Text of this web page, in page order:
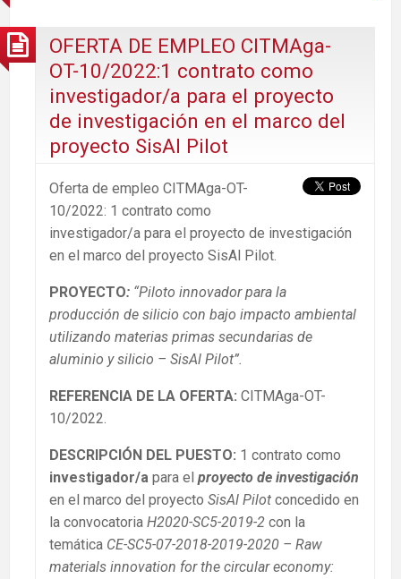
OFERTA DE EMPLEO CITMAga-
OT-10/2022:1 contrato como
investigador/a para el proyecto
de investigación en el marco del
proyecto SisAl Pilot
Oferta de empleo CITMAga-OT-
10/2022: 1 contrato como
investigador/a para el proyecto de investigación
en el marco del proyecto SisAl Pilot.
PROYECTO: “Piloto innovador para la
producción de silicio con bajo impacto ambiental
utilizando materias primas secundarias de
aluminio y silicio – SisAl Pilot”.
REFERENCIA DE LA OFERTA: CITMAga-OT-
10/2022.
DESCRIPCIÓN DEL PUESTO: 1 contrato como
investigador/a para el proyecto de investigación
en el marco del proyecto SisAl Pilot concedido en
la convocatoria H2020-SC5-2019-2 con la
temática CE-SC5-07-2018-2019-2020 – Raw
materials innovation for the circular economy: